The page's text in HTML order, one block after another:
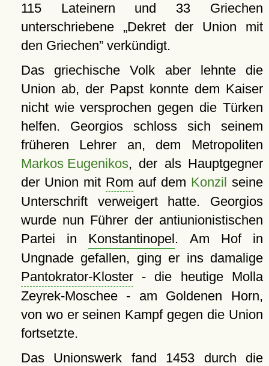
115 Lateinern und 33 Griechen
unterschriebene
Dekret der Union mit
den Griechen verkündigt.
Das griechische Volk aber lehnte die
Union ab, der Papst konnte dem Kaiser
nicht wie versprochen gegen die Türken
helfen. Georgios schloss sich seinem
früheren Lehrer an, dem Metropoliten
Markos Eugenikos, der als Hauptgegner
der Union mit Rom auf dem Konzil seine
Unterschrift verweigert hatte. Georgios
wurde nun Führer der antiunionistischen
Partei in Konstantinopel. Am Hof in
Ungnade gefallen, ging er ins damalige
Pantokrator-Kloster- die heutige Molla
Zeyrek-Moschee - am Goldenen Horn,
von wo er seinen Kampf gegen die Union
fortsetzte.
Das Unionswerk fand 1453 durch die